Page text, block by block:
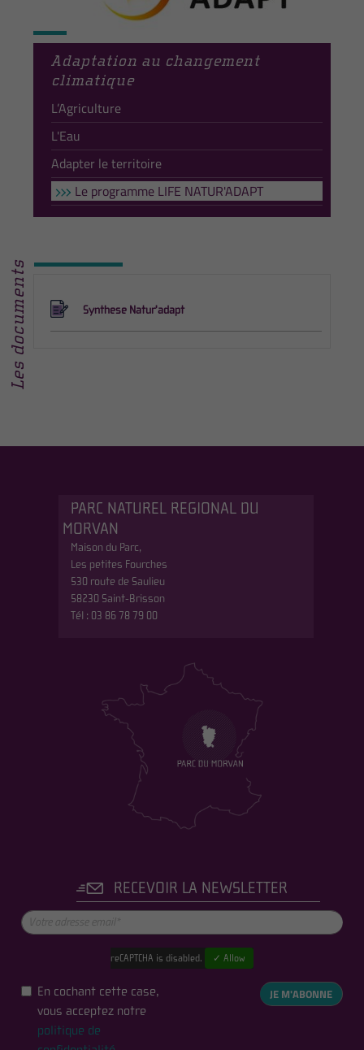
Adaptation au changement
climatique
L’Agriculture
L'Eau
Adapter le territoire
Le programme LIFE NATUR'ADAPT
Les documents Synthese Natur'adapt
PARC NATUREL REGIONAL DU
MORVAN
Maison du Parc,
Les petites Fourches
530 route de Saulieu
58230 Saint-Brisson
Tél : 03 86 78 79 00
RECEVOIR LA NEWSLETTER
reCAPTCHA is disabled. ✓ Allow
En cochant cette case,
vous acceptez notre
politique de
JE M'ABONNE